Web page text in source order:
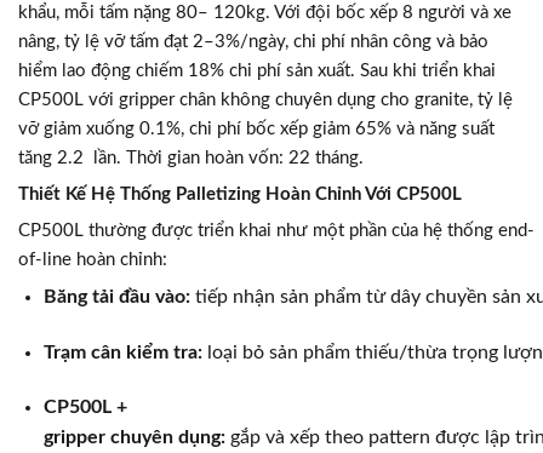
khẩu, mỗi tấm nặng 80– 120kg. Với đội bốc xếp 8 người và xe
nâng, tỷ lệ vỡ tấm đạt 2–3%/ngày, chi phí nhân công và bảo
hiểm lao động chiếm 18% chi phí sản xuất. Sau khi triển khai
CP500L với gripper chân không chuyên dụng cho granite, tỷ lệ
vỡ giảm xuống 0.1%, chi phí bốc xếp giảm 65% và năng suất
tăng 2.2 lần. Thời gian hoàn vốn: 22 tháng.
Thiết Kế Hệ Thống Palletizing Hoàn Chỉnh Với CP500L
CP500L thường được triển khai như một phần của hệ thống end-
of-line hoàn chỉnh:
Băng tải đầu vào: tiếp nhận sản phẩm từ dây chuyền sản
Trạm cân kiểm tra: loại bỏ sản phẩm thiếu/thừa trọng
CP500L +
gripper chuyên dụng: gắp và xếp theo pattern được lập